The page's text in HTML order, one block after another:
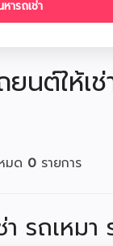
นต์ให้เ
มด 0 รายการ
รถเหมา